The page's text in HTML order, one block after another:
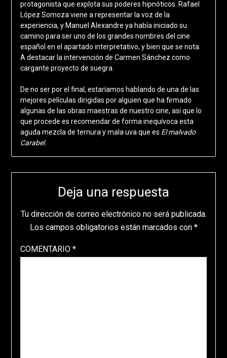
protagonista que explota sus poderes hipnóticos. Rafael
López Somoza viene a representar la voz de la
experiencia, y Manuel Alexandre ya había iniciado su
camino para ser uno de los grandes nombres del cine
español en el apartado interpretativo, y bien que se nota.
A destacar la intervención de Carmen Sánchez como
cargante proyecto de suegra.
De no ser por el final, estaríamos hablando de una de las
mejores películas dirigidas por alguien que ha firmado
algunas de las obras maestras de nuestro cine, así que lo
que procede es recomendar de forma inequívoca esta
aguda mezcla de ternura y mala uva que es El malvado
Carabel.
Deja una respuesta
Tu dirección de correo electrónico no será publicada.
Los campos obligatorios están marcados con *
COMENTARIO *